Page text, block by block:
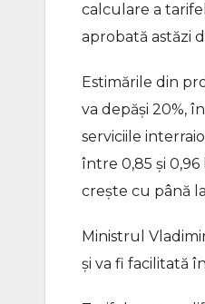
calculare a
aprobată astăzi
Estimările din
va depăși 20%,
serviciile
între 0,85 și
crește cu până
Ministrul
și va fi facilitată